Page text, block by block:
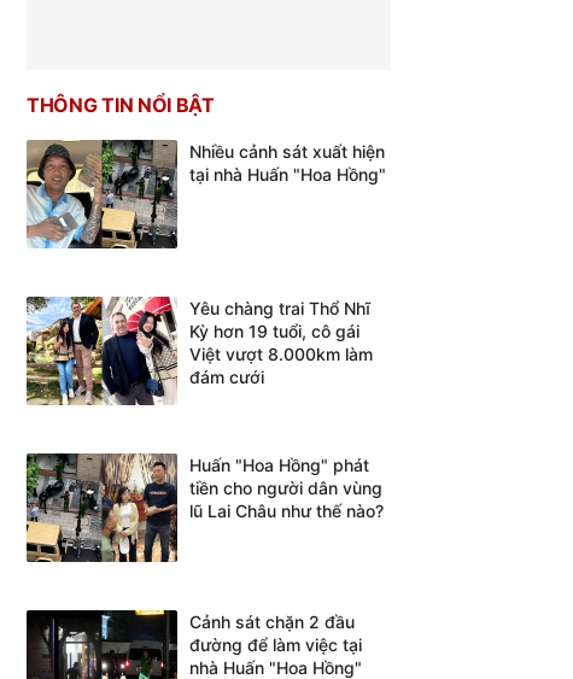
THÔNG TIN NỔI BẬT
Nhiều cảnh sát xuất hiện
tại nhà Huấn "Hoa Hồng"
Yêu chàng trai Thổ Nhĩ
Kỳ hơn 19 tuổi, cô gái
Việt vượt 8.000km làm
đám cưới
Huấn "Hoa Hồng" phát
tiền cho người dân vùng
lũ Lai Châu như thế nào?
Cảnh sát chặn 2 đầu
đường để làm việc tại
nhà Huấn "Hoa Hồng"